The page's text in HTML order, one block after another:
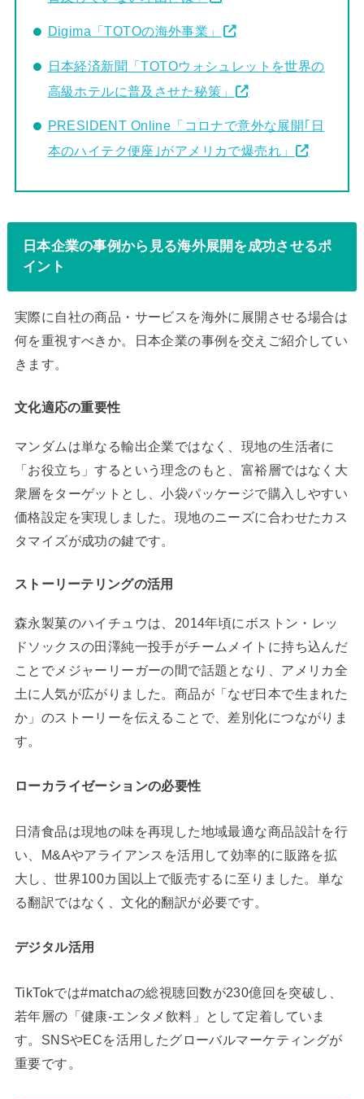
Digima「TOTOの海外事業」
日本経済新聞「TOTOウォシュレットを世界の
高級ホテルに普及させた秘策」
PRESIDENT Online「コロナで意外な展開｢日
本のハイテク便座｣がアメリカで爆売れ」
日本企業の事例から見る海外展開を成功させるポ
イント
実際に自社の商品・サービスを海外に展開させる場合は
何を重視すべきか。日本企業の事例を交えご紹介してい
きます。
文化適応の重要性
マンダムは単なる輸出企業ではなく、現地の生活者に
「お役立ち」するという理念のもと、富裕層ではなく大
衆層をターゲットとし、小袋パッケージで購入しやすい
価格設定を実現しました。現地のニーズに合わせたカス
タマイズが成功の鍵です。
ストーリーテリングの活用
森永製菓のハイチュウは、2014年頃にボストン・レッ
ドソックスの田澤純一投手がチームメイトに持ち込んだ
ことでメジャーリーガーの間で話題となり、アメリカ全
土に人気が広がりました。商品が「なぜ日本で生まれた
か」のストーリーを伝えることで、差別化につながりま
す。
ローカライゼーションの必要性
日清食品は現地の味を再現した地域最適な商品設計を行
い、M&Aやアライアンスを活用して効率的に販路を拡
大し、世界100カ国以上で販売するに至りました。単な
る翻訳ではなく、文化的翻訳が必要です。
デジタル活用
TikTokでは#matchaの総視聴回数が230億回を突破し、
若年層の「健康-エンタメ飲料」として定着していま
す。SNSやECを活用したグローバルマーケティングが
重要です。